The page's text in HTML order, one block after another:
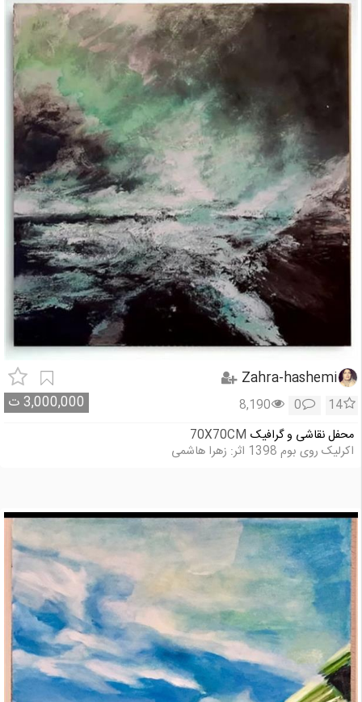
Zahra-hashemi
3,000,000ت 14
0
8,190
محفل نقاشی و گرافیک 70X70CM
اکرلیک روی بوم 1398 اثر: زهرا هاشمی